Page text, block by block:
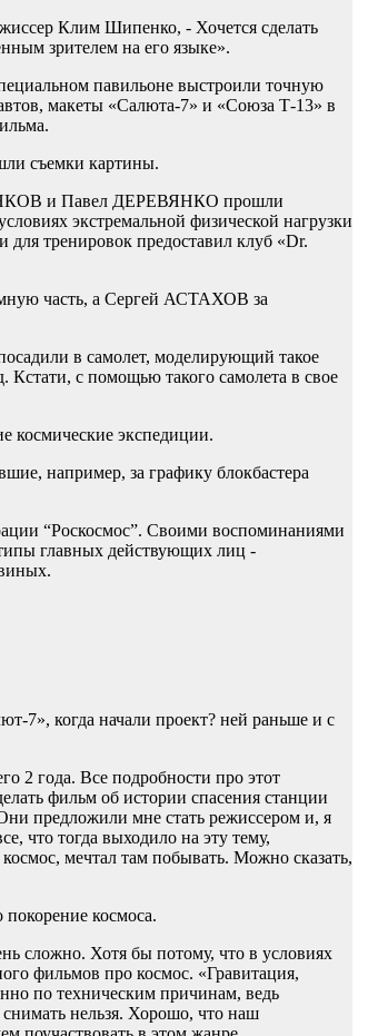
Клим Шипенко, - Хочется сделать
зрителем на его языке».
павильоне выстроили точную
макеты «Салюта-7» и «Союза Т-13» в
съемки картины.
и Павел ДЕРЕВЯНКО прошли
экстремальной физической нагрузки
тренировок предоставил клуб «Dr.
часть, а Сергей АСТАХОВ за
в самолет, моделирующий такое
Кстати, с помощью такого самолета в свое
космические экспедиции.
например, за графику блокбастера
“Роскосмос”. Своими воспоминаниями
главных действующих лиц -
7», когда начали проект? ней раньше и с
2 года. Все подробности про этот
фильм об истории спасения станции
предложили мне стать режиссером и, я
что тогда выходило на эту тему,
мечтал там побывать. Можно сказать,
космоса.
сложно. Хотя бы потому, что в условиях
фильмов про космос. «Гравитация,
по техническим причинам, ведь
нельзя. Хорошо, что наш